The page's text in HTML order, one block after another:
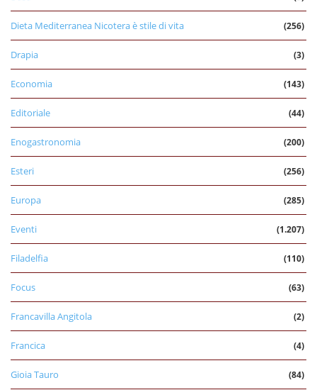
Dieta Mediterranea Nicotera è stile di vita (256)
Drapia (3)
Economia (143)
Editoriale (44)
Enogastronomia (200)
Esteri (256)
Europa (285)
Eventi (1.207)
Filadelfia (110)
Focus (63)
Francavilla Angitola (2)
Francica (4)
Gioia Tauro (84)